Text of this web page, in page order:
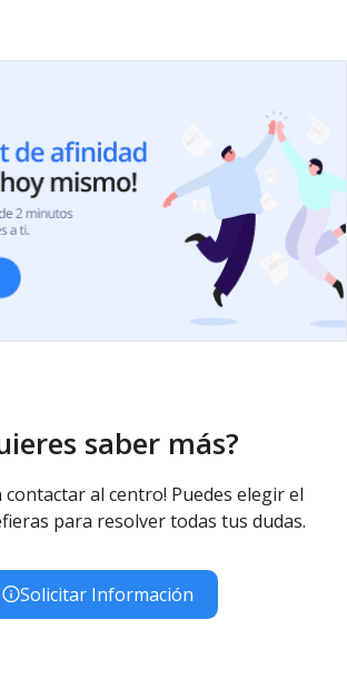
saber más?
contactar al centro! Puedes elegir el
para resolver todas tus dudas.
Solicitar Información